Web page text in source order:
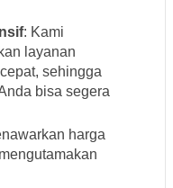
: Kami
layanan
sehingga
bisa segera
harga